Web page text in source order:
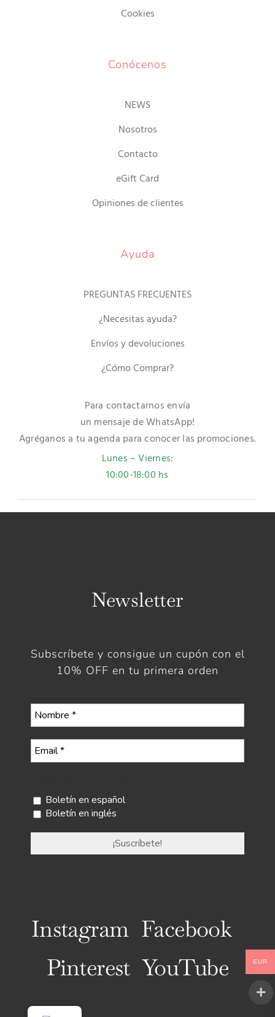
Cookies
Conócenos
NEWS
Nosotros
Contacto
eGift Card
Opiniones de clientes
Ayuda
PREGUNTAS FRECUENTES
¿Necesitas ayuda?
Envíos y devoluciones
¿Cómo Comprar?
Para contactarnos envía
un mensaje de WhatsApp!
Agréganos a tu agenda para conocer las promociones.
Lunes – Viernes:
10:00-18:00 hs
Newsletter
Subscríbete y consigue un cupón con el
10% OFF en tu primera orden
Boletín en español
Boletín en inglés
Instagram Facebook
Pinterest YouTube EUR